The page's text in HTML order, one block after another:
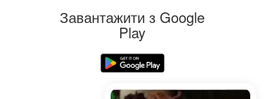
Завантажити з Google
Play